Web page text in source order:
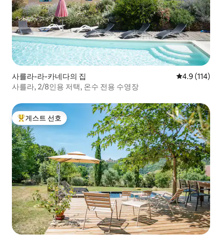
사를라-라-카네다의 집 평점 4.9점(5
4.9 (114)
사를라, 2/8인용 저택, 온수 전용 수영장
상위 게스트 선호
게스트 선호